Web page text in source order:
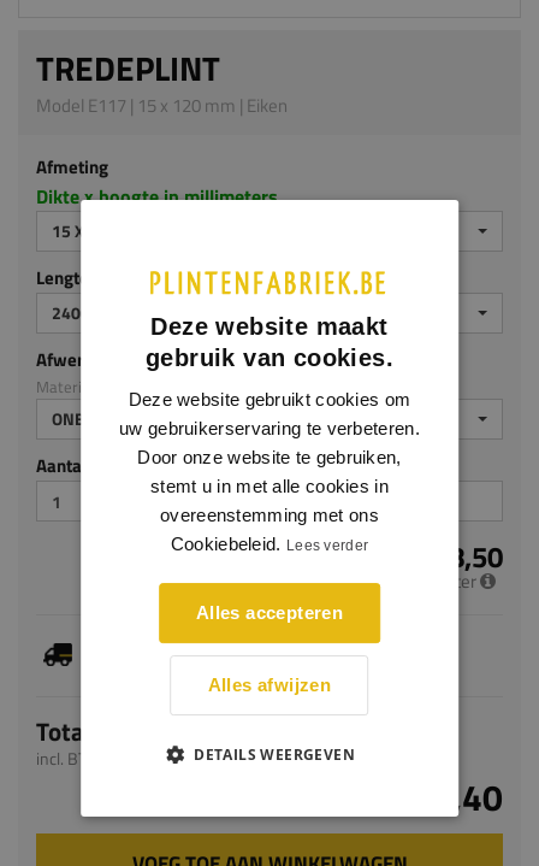
TREDEPLINT
Model E117 | 15 x 120 mm | Eiken
Afmeting
Dikte x hoogte in millimeters
15 X 120 MM
Lengte (mm)
2400
Afwerking
Materiaal: Eiken
ONBEHANDELD
Aantal stuks
€ 18,50
per meter
Je hebt gekozen voor maatwerk, de verwachte
levertijd bedraagt 4-6 werkdagen
Totaal
incl. BTW
€ 44,40
Deze website maakt
gebruik van cookies.
Deze website gebruikt cookies om
uw gebruikerservaring te verbeteren.
Door onze website te gebruiken,
stemt u in met alle cookies in
overeenstemming met ons
Cookiebeleid. Lees verder
Alles accepteren
Alles afwijzen
DETAILS WEERGEVEN